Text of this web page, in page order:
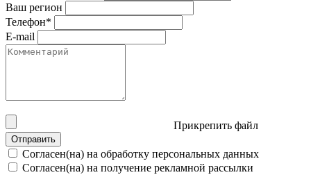
Ваш регион
Телефон*
E-mail
Прикрепить файл
Отправить
Согласен(на) на обработку персональных данных
Согласен(на) на получение рекламной рассылки